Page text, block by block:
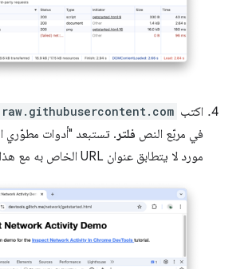
اكتب
في مربّع النص فلتر . تستبعد "أدوات مطوّري
مورد لا يتطابق عنوان URL الخاص به مع هذا النطاق.